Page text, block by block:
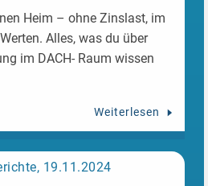
Heim – ohne Zinslast, im
Alles, was du über
im DACH- Raum wissen
Weiterlesen
19.11.2024